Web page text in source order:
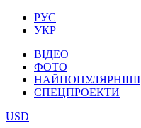
РУС
УКР
ВІДЕО
ФОТО
НАЙПОПУЛЯРНІШІ
СПЕЦПРОЕКТИ
USD